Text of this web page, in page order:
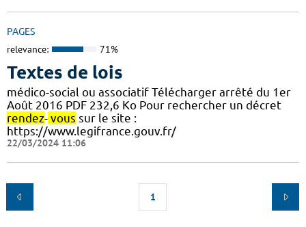
PAGES
relevance: 71%
Textes de lois
médico-social ou associatif Télécharger arrêté du 1er
Août 2016 PDF 232,6 Ko Pour rechercher un décret
rendez- vous sur le site :
https://www.legifrance.gouv.fr/
22/03/2024 11:06
1